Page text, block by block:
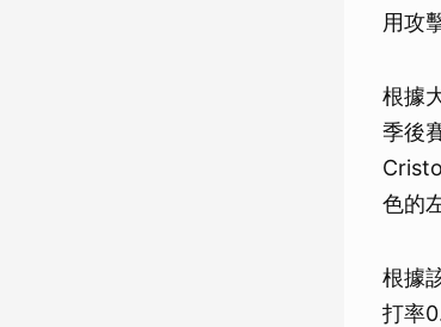
用攻
根據
季後
色的
根據
打率